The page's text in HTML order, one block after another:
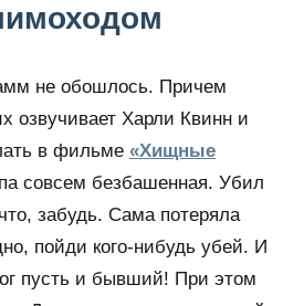
не обошлось. Причем
озвучивает Харли Квинн и
в фильме «Хищные
совсем безбашенная. Убил
забудь. Сама потеряла
пойди кого-нибудь убей. И
пусть и бывший! При этом